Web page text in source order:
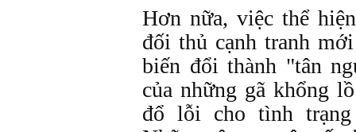
Hơn nữa, việc thể
đối thủ cạnh tranh
biến đổi thành "tân
của những gã khổng
đổ lỗi cho tình